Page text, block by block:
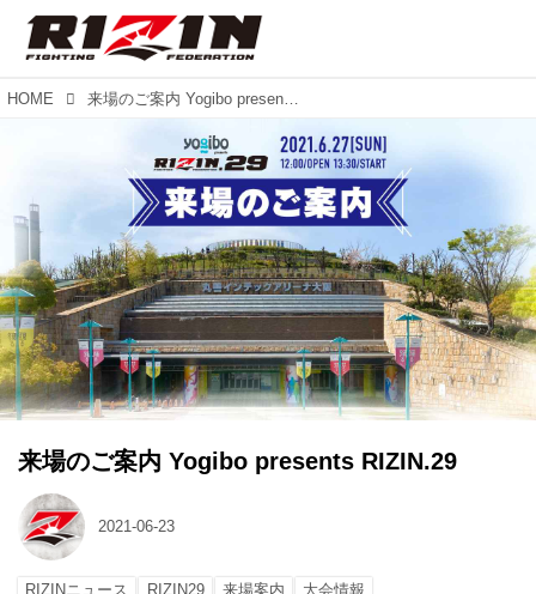
HOME 来場のご案内 Yogibo presents RIZIN.29
来場のご案内 Yogibo presents RIZIN.29
2021-06-23
RIZINニュース RIZIN29 来場案内
大会情報